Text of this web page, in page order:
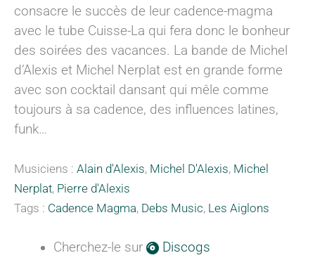
consacre le succès de leur cadence-magma
avec le tube Cuisse-La qui fera donc le bonheur
des soirées des vacances. La bande de Michel
d’Alexis et Michel Nerplat est en grande forme
avec son cocktail dansant qui mêle comme
toujours à sa cadence, des influences latines,
funk…
Musiciens : Alain d'Alexis, Michel D'Alexis, Michel
Nerplat, Pierre d'Alexis
Tags : Cadence Magma, Debs Music, Les Aiglons
Cherchez-le sur
Discogs